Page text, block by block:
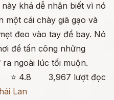
khá dễ nhận biết vì nó
một cái chày giã gạo và
đeo vào tay để bay. Nó
để tấn công những
ra ngoài lúc tối muộn.
⭐ 4.8
3,967 lượt đọc
Lan